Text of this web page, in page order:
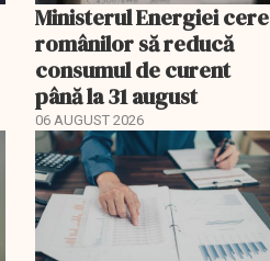
Ministerul Energiei cere
românilor să reducă
consumul de curent
până la 31 august
06 AUGUST 2026